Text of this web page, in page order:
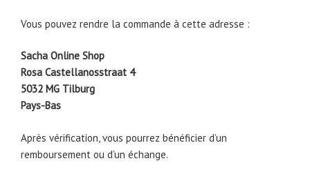
Vous pouvez rendre la commande à cette adresse :
Sacha Online Shop
Rosa Castellanosstraat 4
5032 MG Tilburg
Pays-Bas
Après vérification, vous pourrez bénéficier d’un
remboursement ou d’un échange.